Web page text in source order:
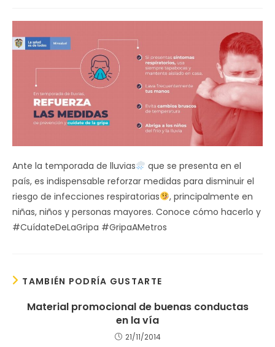
entrada:
Ante la temporada de lluvias
que se presenta en el
país, es indispensable reforzar medidas para disminuir el
riesgo de infecciones respiratorias
, principalmente en
niñas, niños y personas mayores. Conoce cómo hacerlo y
#CuídateDeLaGripa #GripaAMetros
TAMBIÉN PODRÍA GUSTARTE
Material promocional de buenas conductas
en la vía
21/11/2014